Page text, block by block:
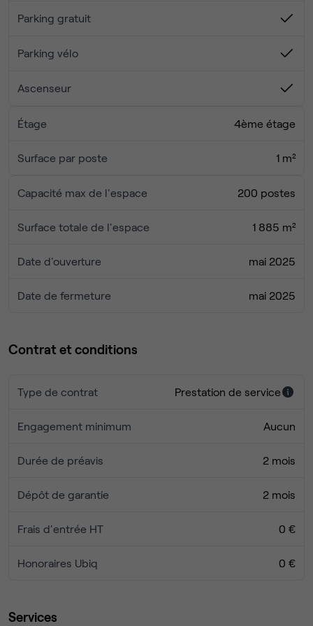
Parking gratuit
Parking vélo
Ascenseur
Étage 4ème étage
Surface par poste 1 m²
Capacité max de l'espace 200 postes
Surface totale de l'espace 1 885 m²
Date d'ouverture mai 2025
Date de fermeture mai 2025
Contrat et conditions
Type de contrat Prestation de service
Engagement minimum Aucun
Durée de préavis 2 mois
Dépôt de garantie 2 mois
Frais d'entrée HT 0 €
Honoraires Ubiq 0 €
Services